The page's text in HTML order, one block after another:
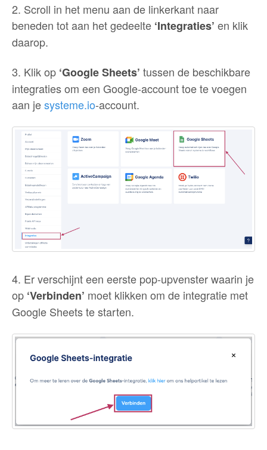
2. Scroll in het menu aan de linkerkant naar
beneden tot aan het gedeelte ‘Integraties’ en klik
daarop.
3. Klik op ‘Google Sheets’ tussen de beschikbare
integraties om een Google-account toe te voegen
aan jesysteme.io-account.
4. Er verschijnt een eerste pop-upvenster waarin je
op ‘Verbinden’ moet klikken om de integratie met
Google Sheets te starten.